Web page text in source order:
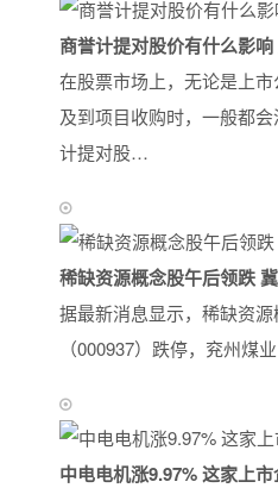
商誉计提对股价有什么影
在股票市场上，无论是上
及到项目收购时，一般都
计提对股…
稀缺资源概念股午后领跌
据最新消息显示，稀缺资
（000937）跌停，兖州煤
中电电机涨9.97% 这家上市